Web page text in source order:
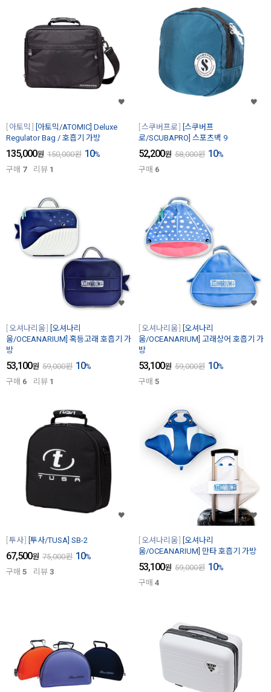
아토믹
[아토믹/ATOMIC] Deluxe
Regulator Bag / 호흡기 가방
135,000원 150,000원 10%
구매 7 리뷰 1
스쿠버프로
[스쿠버프
로/SCUBAPRO] 스포츠백 9
52,200원 58,000원 10%
구매 6
오셔나리움
[오셔나리
움/OCEANARIUM] 혹등고래 호흡기 가
방
53,100원 59,000원 10%
구매 6 리뷰 1
오셔나리움
[오셔나리
움/OCEANARIUM] 고래상어 호흡기 가
방
53,100원 59,000원 10%
구매 5
투사 [투사/TUSA] SB-2
67,500원 75,000원 10%
구매 5 리뷰 3
오셔나리움
[오셔나리
움/OCEANARIUM] 만타 호흡기 가방
53,100원 59,000원 10%
구매 4